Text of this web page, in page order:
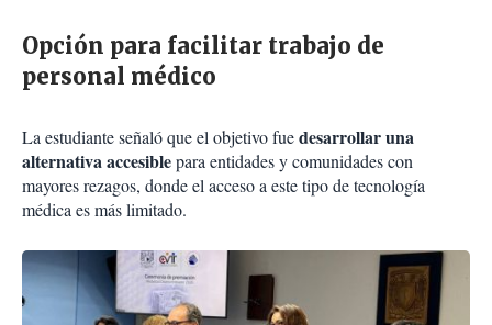
Opción para facilitar trabajo de
personal médico
La estudiante señaló que el objetivo fuedesarrollar una
alternativa accesiblepara entidades y comunidades con
mayores rezagos, donde el acceso a este tipo de tecnología
médica es más limitado.